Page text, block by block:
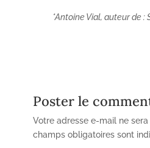
*Antoine Vial, auteur de :
Poster le
Votre adresse e-mail ne
champs obligatoires sont